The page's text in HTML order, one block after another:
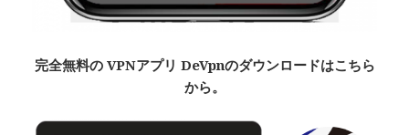
完全無料の VPNアプリ DeVpnのダウンロードはこちら
から。